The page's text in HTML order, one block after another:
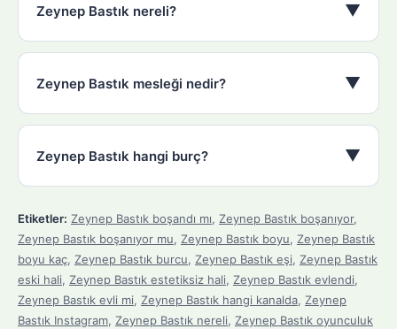
Zeynep Bastık nereli? ▼
Zeynep Bastık mesleği nedir? ▼
Zeynep Bastık hangi burç? ▼
Etiketler: Zeynep Bastık boşandı mı, Zeynep Bastık boşanıyor,
Zeynep Bastık boşanıyor mu, Zeynep Bastık boyu, Zeynep Bastık
boyu kaç, Zeynep Bastık burcu, Zeynep Bastık eşi, Zeynep Bastık
eski hali, Zeynep Bastık estetiksiz hali, Zeynep Bastık evlendi,
Zeynep Bastık evli mi, Zeynep Bastık hangi kanalda, Zeynep
Bastık Instagram, Zeynep Bastık nereli, Zeynep Bastık oyunculuk